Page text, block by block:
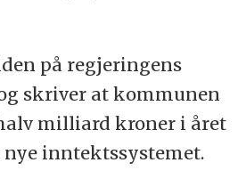
på regjeringens
skriver at kommunen
milliard kroner i året
nye inntektssystemet.